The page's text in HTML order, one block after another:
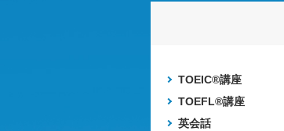
TOEIC®講座
TOEFL®講座
英会話